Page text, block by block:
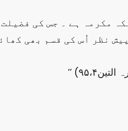
مکرمہ ہے ۔ جس کی
نظر اُس کی قسم بھی